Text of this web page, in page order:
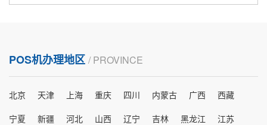
POS机办理地区 / PROVINCE
北京 天津 上海 重庆 四川 内蒙古 广西
西藏
宁夏
新疆 河北 山西 辽宁 吉林 黑龙江
江苏